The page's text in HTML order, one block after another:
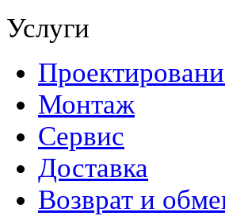
Услуги
Монтаж
Сервис
Доставка
Возврат и